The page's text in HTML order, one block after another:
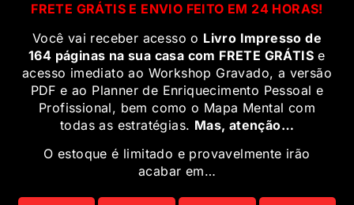
FRETE GRÁTIS E ENVIO FEITO EM 24 HORAS!
Você vai receber acesso o Livro Impresso de
164 páginas na sua casa com FRETE GRÁTIS e
acesso imediato ao Workshop Gravado, a versão
PDF e ao Planner de Enriquecimento Pessoal e
Profissional, bem como o Mapa Mental com
todas as estratégias. Mas, atenção…
O estoque é limitado e provavelmente irão
acabar em…